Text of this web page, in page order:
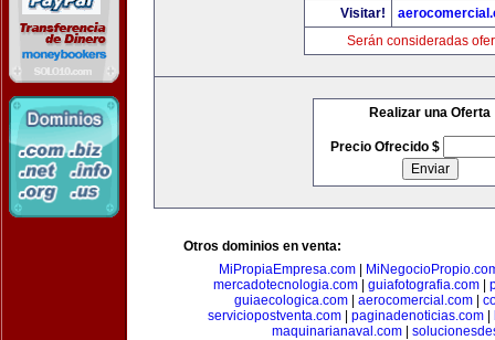
Visitar!
Serán consideradas
Realizar una Oferta
Precio Ofrecido $
Otros dominios en venta:
MiPropiaEmpresa.com
mercadotecnologia.com
guiafotografia.com
guiaecologica.com| aerocomercial.com|
serviciopostventa.com
paginadenoticias.com
maquinarianaval.com|